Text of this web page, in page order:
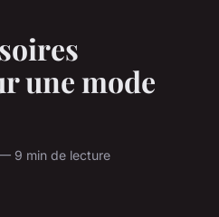
une mode
9 min de lecture